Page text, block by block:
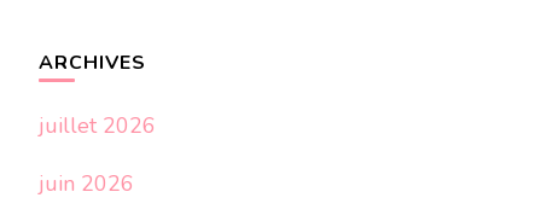
ARCHIVES
juillet 2026
juin 2026